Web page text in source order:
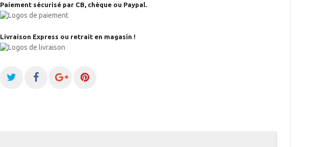
Paiement sécurisé par CB, chèque ou Paypal.
Livraison Express ou retrait en magasin !